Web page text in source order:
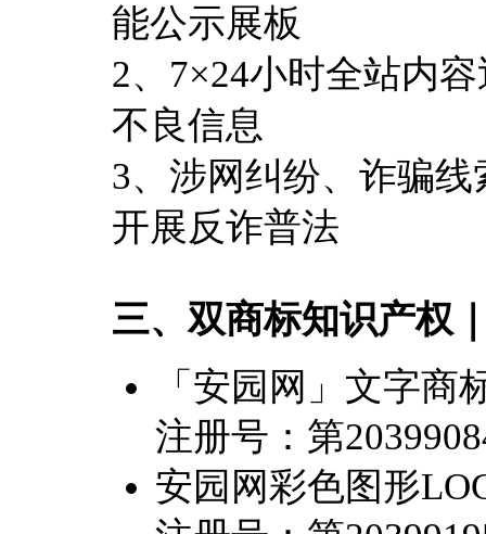
能公示展板
2、7×24小时全站内
不良信息
3、涉网纠纷、诈骗
开展反诈普法
三、双商标知识产权
「安园网」文字商
注册号：第
安园网彩色图形